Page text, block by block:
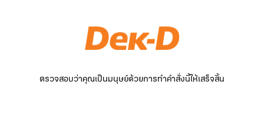
ตรวจสอบว่าคุณเป็นมนุษย์ด้วยการทำคำสั่งนี้ให้เสร็จสิ้น